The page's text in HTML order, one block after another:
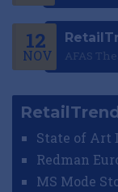
12
NOV AFAS
State of Art
Redman
MS Mode